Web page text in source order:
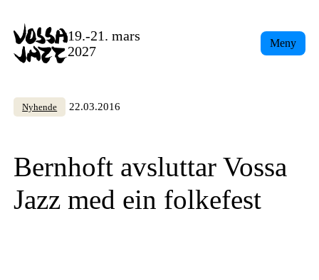
content
19.-21. mars
2027
Meny
Nyhende 22.03.2016
Bernhoft avsluttar Vossa
Jazz med ein folkefest